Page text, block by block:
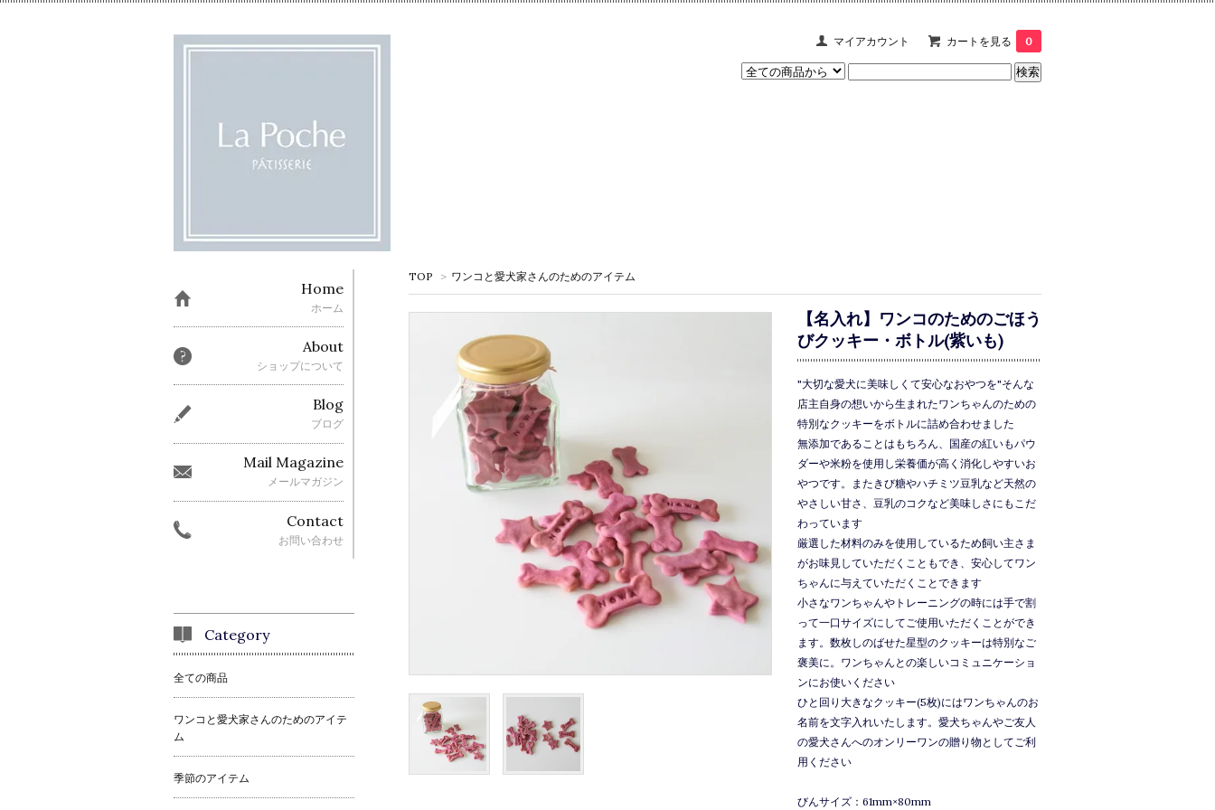
マイアカウント カートを見る 0
TOP > ワンコと愛犬家さんのためのアイテム
【名入れ】ワンコのためのごほう
びクッキー・ボトル(紫いも)
"大切な愛犬に美味しくて安心なおやつを"そんな
店主自身の想いから生まれたワンちゃんのための
特別なクッキーをボトルに詰め合わせました
無添加であることはもちろん、国産の紅いもパウ
ダーや米粉を使用し栄養価が高く消化しやすいお
やつです。またきび糖やハチミツ豆乳など天然の
やさしい甘さ、豆乳のコクなど美味しさにもこだ
わっています
厳選した材料のみを使用しているため飼い主さま
がお味見していただくこともでき、安心してワン
ちゃんに与えていただくことできます
小さなワンちゃんやトレーニングの時には手で割
って一口サイズにしてご使用いただくことができ
ます。数枚しのばせた星型のクッキーは特別なご
褒美に。ワンちゃんとの楽しいコミュニケーショ
ンにお使いください
ひと回り大きなクッキー(5枚)にはワンちゃんのお
名前を文字入れいたします。愛犬ちゃんやご友人
の愛犬さんへのオンリーワンの贈り物としてご利
用ください
びんサイズ：61mm×80mm
Home
ホーム
About
ショップについて
Blog
ブログ
Mail Magazine
メールマガジン
Contact
お問い合わせ
Category
全ての商品
ワンコと愛犬家さんのためのアイテ
ム
季節のアイテム